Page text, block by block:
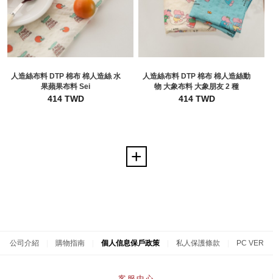
人造絲布料 DTP 棉布 棉人造絲 水
果蘋果布料 Sei
414 TWD
人造絲布料 DTP 棉布 棉人造絲動
物 大象布料 大象朋友 2 種
414 TWD
公司介紹 購物指南 個人信息保戶政策 私人保護條款 PC VER